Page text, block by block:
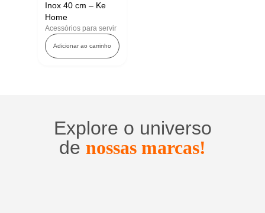
Inox 40 cm – Ke
Home
Acessórios para servir
Adicionar ao carrinho
Explore o universo
de nossas marcas!